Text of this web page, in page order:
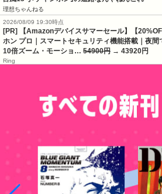
理想ちゃんねる
2026/08/09 19:30時点
[PR] 【Amazonデバイスサマーセール】【
ホン プロ｜スマートセキュリティ機能搭載｜夜間
10倍ズーム・モーショ… 54900円 → 43920円
Ring